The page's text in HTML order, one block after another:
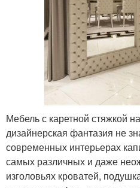
Мебель с каретной стяжкой
дизайнерская фантазия не
современных интерьерах
самых различных и даже
изголовьях кроватей,